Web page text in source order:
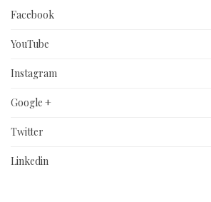
Facebook
YouTube
Instagram
Google +
Twitter
Linkedin